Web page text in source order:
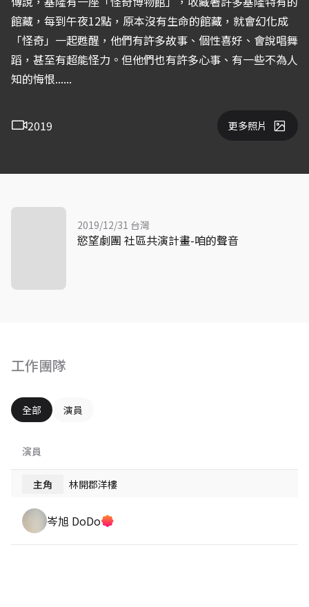
館藏，每到午夜12點，原本沒有生命的館藏，就會幻化成
「怪奇」一起甦醒，他們有許多故事、個性喜好、會說唱舞
蹈，甚至有超能怪力。但他們也有許多心事、有一些不為人
知的悔恨......
2019 更多照片
工作團隊
全部 演員
演員
主角 林開郡洋樓
岑旭 DoDo
2019/12/31 台灣
慾望劇團 社區共演計畫-咱的聲音